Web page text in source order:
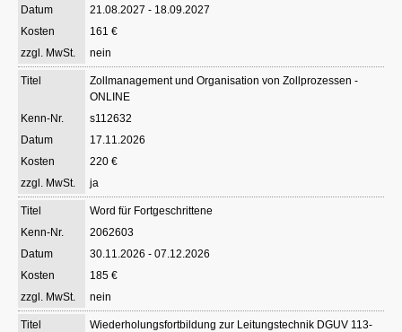
21.08.2027 - 18.09.2027
161 €
nein
Zollmanagement und Organisation von Zollprozessen -
ONLINE
s112632
17.11.2026
220 €
ja
Word für Fortgeschrittene
2062603
30.11.2026 - 07.12.2026
185 €
nein
Wiederholungsfortbildung zur Leitungstechnik DGUV 113-